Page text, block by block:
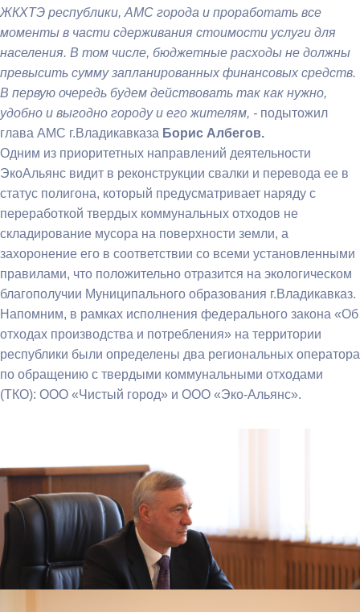
ЖКХТЭ республики, АМС города и проработать все
моменты в части сдерживания стоимости услуги для
населения. В том числе, бюджетные расходы не должны
превысить сумму запланированных финансовых средств.
В первую очередь будем действовать так как нужно,
удобно и выгодно городу и его жителям, - подытожил
глава АМС г.Владикавказа Борис Албегов.
Одним из приоритетных направлений деятельности
ЭкоАльянс видит в реконструкции свалки и перевода ее в
статус полигона, который предусматривает наряду с
переработкой твердых коммунальных отходов не
складирование мусора на поверхности земли, а
захоронение его в соответствии со всеми установленными
правилами, что положительно отразится на экологическом
благополучии Муниципального образования г.Владикавказ.
Напомним, в рамках исполнения федерального закона «Об
отходах производства и потребления» на территории
республики были определены два региональных оператора
по обращению с твердыми коммунальными отходами
(ТКО): ООО «Чистый город» и ООО «Эко-Альянс».